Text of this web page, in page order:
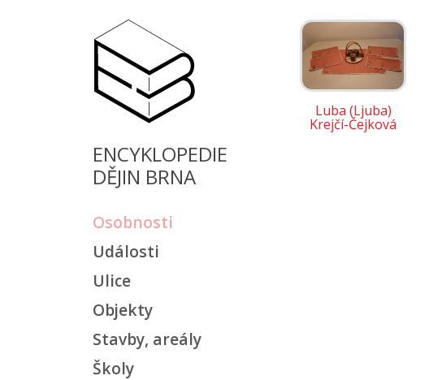
ENCYKLOPEDIE
DĚJIN BRNA
Osobnosti
Události
Ulice
Objekty
Stavby, areály
Školy
Luba (Ljuba)
Krejčí-Čejková